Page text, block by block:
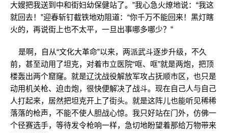
大嫂把我送到中和街妇幼保健站了。”我心急火燎地说：“我这
就回去！”迎春斩钉截铁地劝阻道：“你千万不能回来！黑灯瞎
火的，再说街上也不太平，一旦出事哪多哪少？”
是啊，自从“文化大革命”以来，两派武斗逐步升级，不久
前，甚至动用了坦克，对着市立医院“哐、哐”就是两炮，把顶
楼轰出两个窟窿。就是辽沈战役解放军攻占抚顺市区，也只是
动用机关枪、迫击炮，很快便解决了战斗。现在自己人与自己
人打起来，居然把坦克开上了街头。就是这阵儿也能听见稀稀
落落的枪声，不能不使人胆战心惊。我只好站在门外，仿佛一
个径赛选手，等待发令枪响一样，急切地盼望着那给万物带来